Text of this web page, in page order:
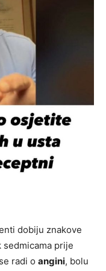
dobiju znakove
sedmicama prije
radi o angini, bolu